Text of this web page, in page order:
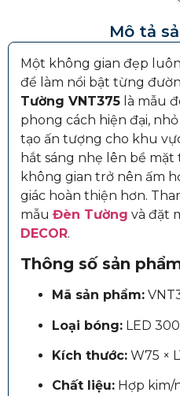
Mô tả
Một không gian đẹp
để làm nổi bật từng
Tường VNT375 là mẫu
phong cách hiện đại,
tạo ấn tượng cho khu
hắt sáng nhẹ lên bề
không gian trở nên ấm
giác hoàn thiện hơn.
mẫu Đèn Tường và đặt
DECOR.
Thông số sản
Mã sản phẩm:
Loại bóng: LED
Kích thước: W75 ×
Chất liệu: Hợp kim/